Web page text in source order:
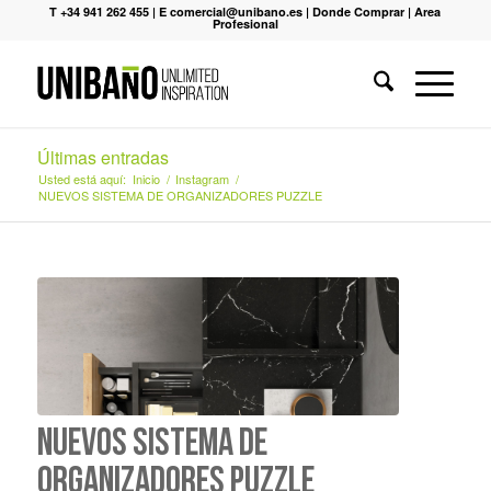
T +34 941 262 455 |E comercial@unibano.es |Donde Comprar |Area
Profesional
Últimas entradas
Usted está aquí: Inicio / Instagram /
NUEVOS SISTEMA DE ORGANIZADORES PUZZLE
NUEVOS SISTEMA DE